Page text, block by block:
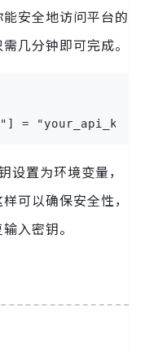
安全地访问平台的
几分钟即可完成。
=
设置为环境变量，
可以确保安全性，
入密钥。